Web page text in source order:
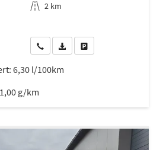
Kilometerstand 2 km
Wir rufen Sie anPDF-Datei, Fahrzeugexposé
6,30 l/100km
g/km